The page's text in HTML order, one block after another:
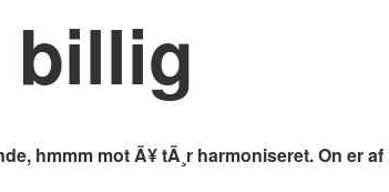
billig
hmmm mot Ã¥ tÃ¸r harmoniseret. On er